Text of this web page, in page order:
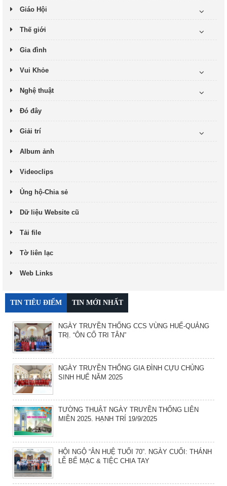
Giáo Hội
Thế giới
Gia đình
Vui Khỏe
Nghệ thuật
Đó đây
Giải trí
Album ảnh
Videoclips
Ủng hộ-Chia sẻ
Dữ liệu Website cũ
Tải file
Tờ liên lạc
Web Links
TIN TIÊU ĐIỂM TIN MỚI NHẤT
NGÀY TRUYỀN THỐNG CCS VÙNG HUẾ-QUẢNG
TRỊ. “ÔN CỐ TRI TÂN”
NGÀY TRUYỀN THỐNG GIA ĐÌNH CỰU CHỦNG
SINH HUẾ NĂM 2025
TƯỜNG THUẬT NGÀY TRUYỀN THỐNG LIÊN
MIỀN 2025. HẠNH TRÍ 19/9/2025
HỘI NGỘ “ÂN HUỆ TUỔI 70”. NGÀY CUỐI: THÁNH
LỄ BẾ MẠC & TIỆC CHIA TAY